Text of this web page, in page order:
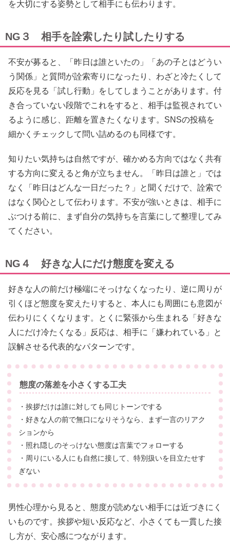
を大切にする姿勢として相手にも伝わります。
NG３ 相手を詮索したり試したりする
不安が募ると、「昨日は誰といたの」「あの子とはどうい
う関係」と質問が詮索寄りになったり、わざと冷たくして
反応を見る「試し行動」をしてしまうことがあります。付
き合っていない段階でこれをすると、相手は監視されてい
るように感じ、距離を置きたくなります。SNSの投稿を
細かくチェックして問い詰めるのも同様です。
知りたい気持ちは自然ですが、確かめる方向ではなく共有
する方向に変えると角が立ちません。「昨日は誰と」では
なく「昨日はどんな一日だった？」と聞くだけで、詮索で
はなく関心として伝わります。不安が強いときは、相手に
ぶつける前に、まず自分の気持ちを言葉にして整理してみ
てください。
NG４ 好きな人にだけ態度を変える
好きな人の前だけ極端にそっけなくなったり、逆に周りが
引くほど態度を変えたりすると、本人にも周囲にも意図が
伝わりにくくなります。とくに緊張から生まれる「好きな
人にだけ冷たくなる」反応は、相手に「嫌われている」と
誤解させる代表的なパターンです。
態度の落差を小さくする工夫
・挨拶だけは誰に対しても同じトーンでする
・好きな人の前で無口になりそうなら、まず一言のリアク
ションから
・照れ隠しのそっけない態度は言葉でフォローする
・周りにいる人にも自然に接して、特別扱いを目立たせす
ぎない
男性心理から見ると、態度が読めない相手には近づきにく
いものです。挨拶や短い反応など、小さくても一貫した接
し方が、安心感につながります。